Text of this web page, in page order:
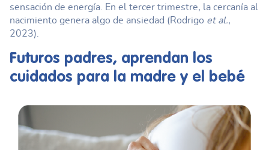
sensación de energía. En el tercer trimestre, la cercanía al
nacimiento genera algo de ansiedad (Rodrigo et al.,
2023).
Futuros padres, aprendan los
cuidados para la madre y el bebé